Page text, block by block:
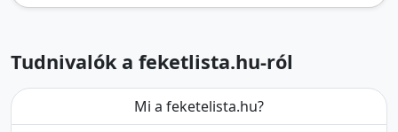
Tudnivalók a feketlista.hu-ról
Mi a feketelista.hu?